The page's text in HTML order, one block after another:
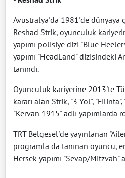
Avustralya'da 1981'de dünyaya
Reshad Strik, oyunculuk
yapımı polisiye dizi "Blue
yapımı "HeadLand" dizisindeki
tanındı.
Oyunculuk kariyerine 2013'te
kararı alan Strik, "3 Yol",
"Kervan 1915" adlı yapımlarda
TRT Belgesel'de yayınlanan
programla da tanınan oyuncu,
Hersek yapımı "Sevap/Mitzvah"